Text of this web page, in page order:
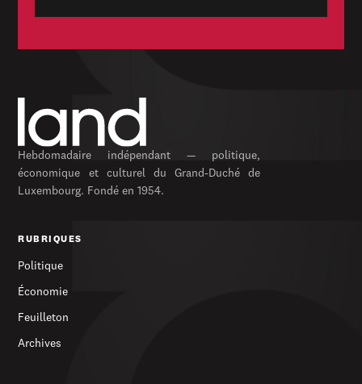
Hebdomadaire indépendant — politique,
économique et culturel du Grand-Duché de
Luxembourg. Fondé en 1954.
RUBRIQUES
Politique
Économie
Feuilleton
Archives